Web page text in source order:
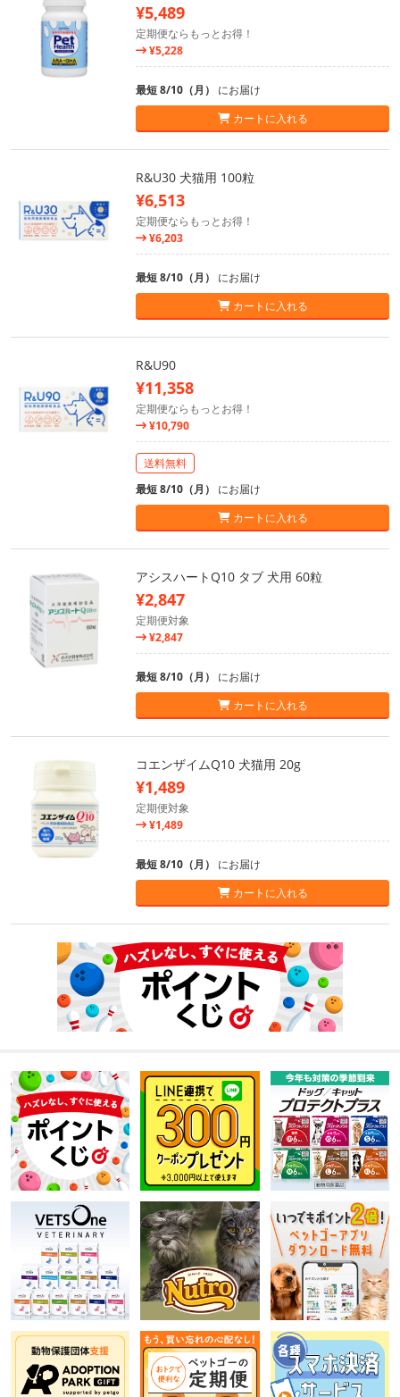
¥5,489
定期便ならもっとお得！
¥5,228
最短 8/10（月） にお届け
カートに入れる
R&U30 犬猫用 100粒
¥6,513
定期便ならもっとお得！
¥6,203
最短 8/10（月） にお届け
カートに入れる
R&U90
¥11,358
定期便ならもっとお得！
¥10,790
送料無料
最短 8/10（月） にお届け
カートに入れる
アシスハートQ10 タブ 犬用 60粒
¥2,847
定期便対象
¥2,847
最短 8/10（月） にお届け
カートに入れる
コエンザイムQ10 犬猫用 20g
¥1,489
定期便対象
¥1,489
最短 8/10（月） にお届け
カートに入れる